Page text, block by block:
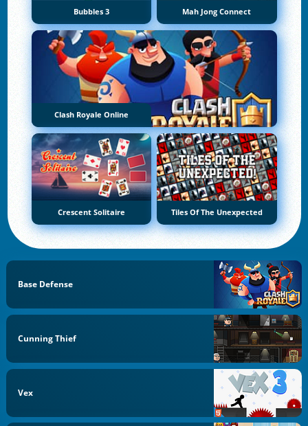
Bubbles 3 Mah Jong Connect
Clash Royale Online
Crescent Solitaire Tiles Of The Unexpected
Base Defense
Cunning Thief
Vex